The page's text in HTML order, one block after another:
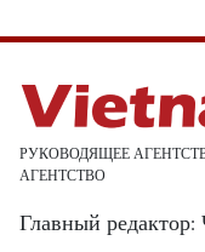
РУКОВОДЯЩЕЕ
АГЕНТСТВО
Главный